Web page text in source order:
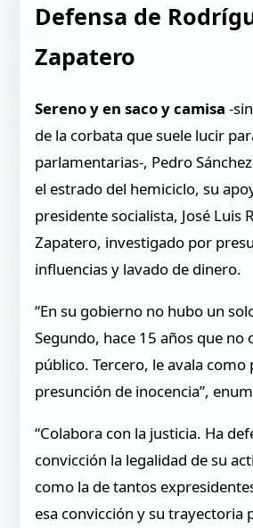
Defensa de
Zapatero
Sereno y en saco y camisa -
de la corbata que suele lucir
parlamentarias-, Pedro
el estrado del hemiciclo, su
presidente socialista, José Luis
Zapatero, investigado por
influencias y lavado de dinero.
“En su gobierno no hubo un
Segundo, hace 15 años que no
público. Tercero, le avala como
presunción de inocencia”,
“Colabora con la justicia. Ha
convicción la legalidad de su
como la de tantos
esa convicción y su trayectoria